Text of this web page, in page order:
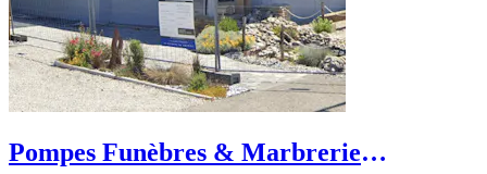
Pompes Funèbres & Marbrerie